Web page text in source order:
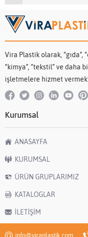
Vira Plastik olarak, “gıda”,
“kimya”, “tekstil” ve daha
işletmelere hizmet
Kurumsal
ANASAYFA
KURUMSAL
ÜRÜN GRUPLARIMIZ
KATALOGLAR
İLETİŞİM
info@viraplastik.com